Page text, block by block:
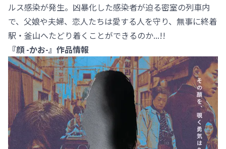
ルス感染が発生。凶暴化した感染者が迫る密室の列車内
で、父娘や夫婦、恋人たちは愛する人を守り、無事に終着
駅・釜山へたどり着くことができるのか...!!
『顔 -かお-』作品情報